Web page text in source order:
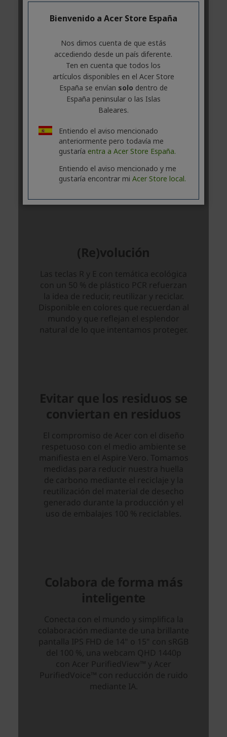
Bienvenido a Acer Store España
Nos dimos cuenta de que estás
accediendo desde un país diferente.
Ten en cuenta que todos los
artículos disponibles en el Acer Store
España se envían solo dentro de
España peninsular o las Islas
Baleares.
Entiendo el aviso mencionado
anteriormente pero todavía me
gustaría entra a Acer Store España.
Entiendo el aviso mencionado y me
gustaría encontrar mi Acer Store local.